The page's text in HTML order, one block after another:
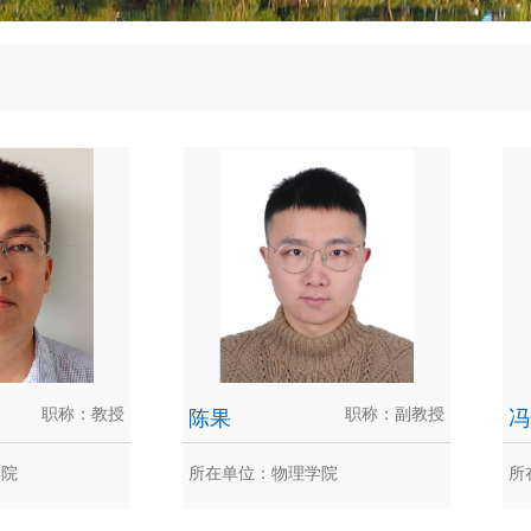
职称：教授 陈果 职称：副教授
所在单位：物理学院 所